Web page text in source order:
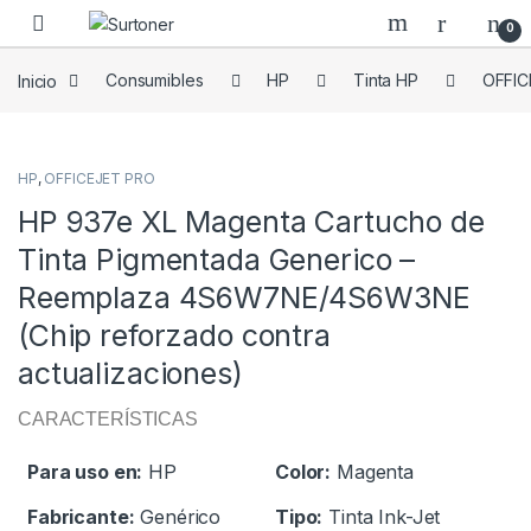
Skip to navigation
Skip to content
0
Inicio Consumibles HP Tinta HP
HP, OFFICEJET PRO
HP 937e XL Magenta Cartucho de
Tinta Pigmentada Generico –
Reemplaza 4S6W7NE/4S6W3NE
(Chip reforzado contra
actualizaciones)
CARACTERÍSTICAS
Para uso en: HP Color: Magenta
Fabricante: Genérico Tipo: Tinta Ink-Jet